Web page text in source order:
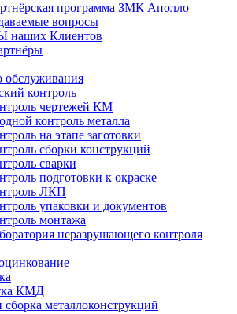
программа ЗМК Аполло
вопросы
Клиентов
обслуживания
контроль
чертежей КМ
контроль металла
на этапе заготовки
сборки конструкций
сварки
подготовки к окраске
ЛКП
упаковки и документов
монтажа
неразрушающего контроля
КМД
сборка металлоконструкций